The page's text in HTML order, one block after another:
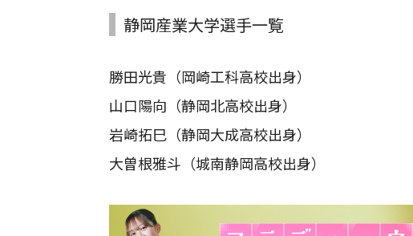
静岡産業大学選手一覧
勝田光貴（岡崎工科高校出身）
山口陽向（静岡北高校出身）
岩崎拓巳（静岡大成高校出身）
大曽根雅斗（城南静岡高校出身）